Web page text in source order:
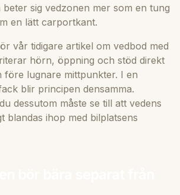
beter sig vedzonen mer som en tung
en lätt carportkant.
vår tidigare artikel om vedbod med
hörn, öppning och stöd direkt
före lugnare mittpunkter. I en
blir principen densamma.
dessutom måste se till att vedens
blandas ihop med bilplatsens